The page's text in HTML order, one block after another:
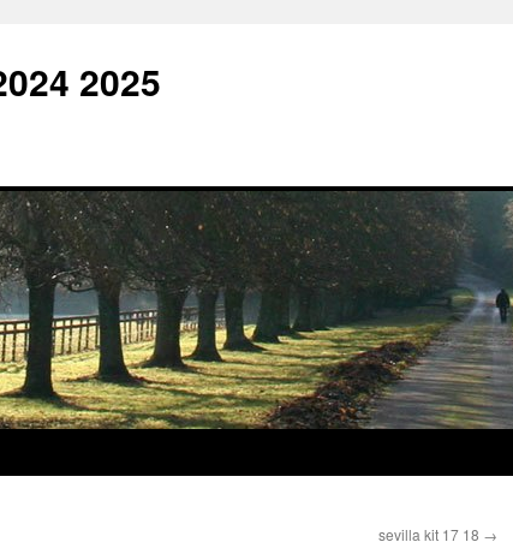
2025
sevilla kit 17 18 →